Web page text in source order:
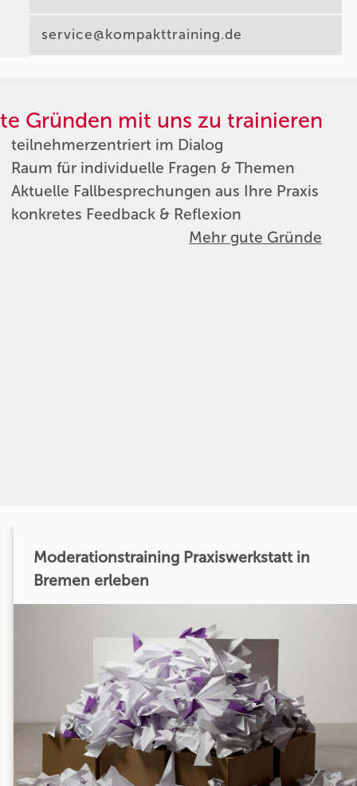
service@kompakttraining.de
Gründen mit uns zu trainieren
teilnehmerzentriert im Dialog
Raum für individuelle Fragen & Themen
Aktuelle Fallbesprechungen aus Ihre Praxis
konkretes Feedback & Reflexion
Mehr gute Gründe
Moderationstraining Praxiswerkstatt in
Bremen erleben